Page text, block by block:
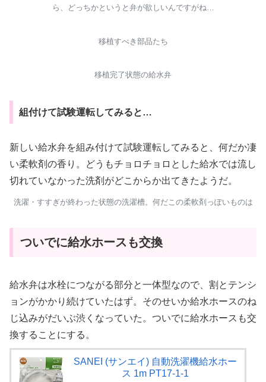
ら、どっちかというと弁が欲しいんですがね…
移植すべき部品たち
移植完了状態の給水弁
組付けて試験運転してみると…
新しい給水弁を組み付けて試験運転してみると、何だか凄
い柔軟剤の香り。どうもチョロチョロとした給水では流し
切れていなかった洗剤がどこからか出てきたようだ。
洗濯・すすぎが終わった状態の洗濯槽。何だこの柔軟剤っぽいものは
ついでに給水ホースも交換
給水弁は水栓につながる部分と一体型なので、割とテンシ
ョンがかかり続けていたはず。そのせいか給水ホースのね
じ込みがだいぶ渋くなっていた。ついでに給水ホースも交
換することにする。
SANEI (サンエイ) 自動洗濯機給水ホー
ス 1m PT17-1-1